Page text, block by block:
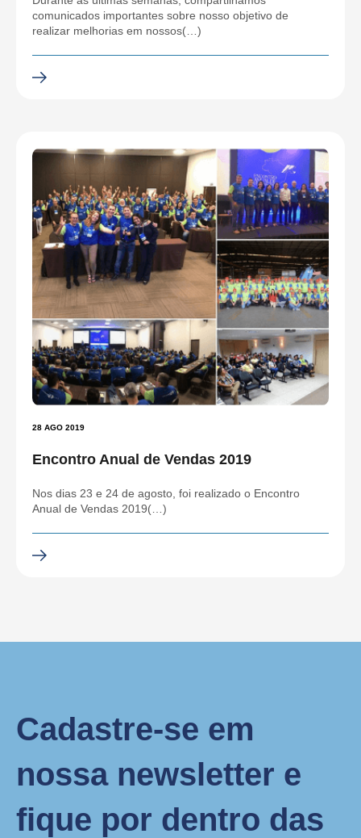
comunicados importantes sobre nosso objetivo de
realizar melhorias em nossos(…)
28 AGO 2019
Encontro Anual de Vendas 2019
Nos dias 23 e 24 de agosto, foi realizado o Encontro
Anual de Vendas 2019(…)
Cadastre-se em
nossa newsletter e
fique por dentro das